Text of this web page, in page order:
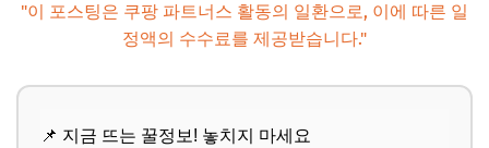
"이 포스팅은 쿠팡 파트너스 활동의 일환으로, 이에 따른 일
정액의 수수료를 제공받습니다."
📌 지금 뜨는 꿀정보! 놓치지 마세요